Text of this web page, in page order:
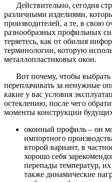
Действительно, сегодня
различными изделиями,
производителей, а те, в свою
разнообразных профильных
теряетесь, как от обилия
терминологии, которую
металлопластиковых окон.
Вот почему, чтобы
переплачивать за ненужные
какие у вас условия
остеклению, после чего
моменты конструкции
оконный профиль – он
импортного
второй вариант, в
хорошо себя
перепады температур,
также динамические